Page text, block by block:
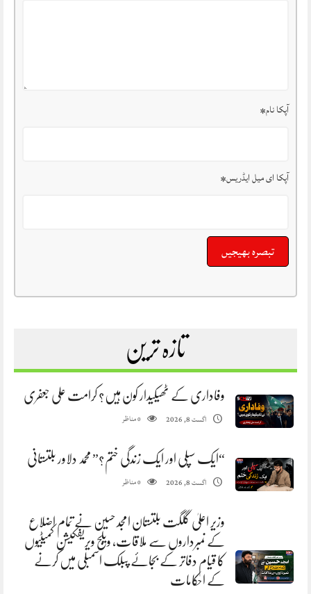
آپکا نام*
آپکا ای میل ایڈریس*
تازہ ترین
وفاداری کے ٹھیکیدار کون ہیں؟ کرامت علی جعفری
اگست 8, 2026 0مناظر
“ایک سپلی اور ایک زندگی ختم؟” محمد دلاور بلتستانی
اگست 8, 2026 0مناظر
وزیر اعلیٰ گلگت بلتستان امجد حسین نے تمام اضلاع
کے نمبرداروں سے ملاقات، ویلج ویریفکیشن کمیٹیوں
کا قیام دفاتر کے بجائے پبلک اسمبلی میں کرنے
کے احکامات